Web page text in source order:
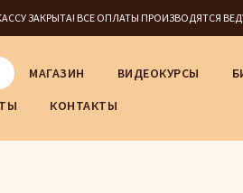
ЗАКРЫТА! ВСЕ ОПЛАТЫ ПРОИЗВОДЯТСЯ
МАГАЗИН ВИДЕОКУРСЫ
КОНТАКТЫ